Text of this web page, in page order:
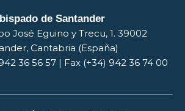
de Santander
José Eguino y Trecu, 1. 39002
Cantabria (España)
36 56 57 | Fax (+34) 942 36 74 00